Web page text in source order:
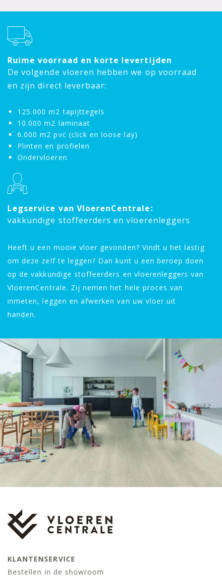
Ruime voorraad en korte levertijden
De volgende vloeren hebben we op voorraad
en zijn direct leverbaar:
125.000 m2 tapijttegels
10.000 m2 laminaat
6.000 m2 pvc (click en loose lay)
Plinten en profielen
Ondervloeren
Legservice van VloerenCentrale:
vakkundige stoffeerders en vloerenleggers
Heeft u een mooie vloer gevonden? Vindt u het lastig
om deze zelf te leggen? Dan kunt u een beroep doen
op de vakkundige stoffeerders en vloerenleggers van
VloerenCentrale. Zij nemen het hele proces van
inmeten, leggen en afwerken van uw vloer uit
handen.
KLANTENSERVICE
Bestellen in de showroom